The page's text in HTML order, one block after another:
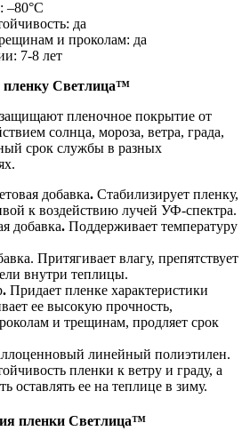
–80°С
да
и проколам: да
7-8 лет
пленку Светлица™
пленочное покрытие от
солнца, мороза, ветра, града,
срок службы в разных
добавка. Стабилизирует пленку,
к воздействию лучей УФ-спектра.
добавка. Поддерживает температуру
Притягивает влагу, препятствует
внутри теплицы.
. Придает пленке характеристики
ее высокую прочность,
и трещинам, продляет срок
линейный полиэтилен.
пленки к ветру и граду, а
оставлять ее на теплице в зиму.
пленки Светлица™